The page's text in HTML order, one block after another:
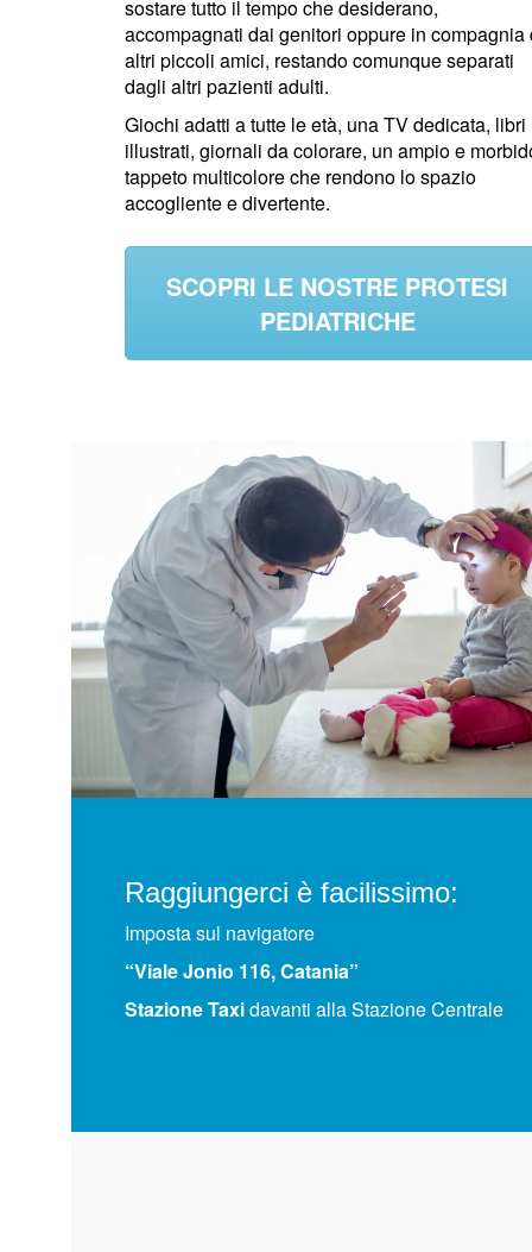
sostare tutto il tempo che desiderano,
accompagnati dai genitori oppure in compagnia
altri piccoli amici, restando comunque separati
dagli altri pazienti adulti.
Giochi adatti a tutte le età, una TV dedicata, libri
illustrati, giornali da colorare, un ampio e
tappeto multicolore che rendono lo spazio
accogliente e divertente.
SCOPRI LE NOSTRE PROTESI
PEDIATRICHE
Raggiungerci è facilissimo:
Imposta sul navigatore
“Viale Jonio 116, Catania”
Stazione Taxidavanti alla Stazione Centrale